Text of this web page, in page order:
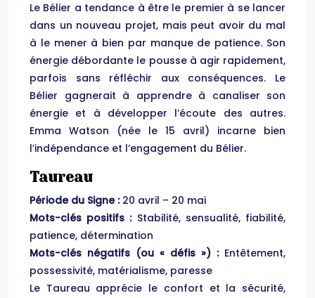
Le Bélier a tendance à être le premier à se lancer
dans un nouveau projet, mais peut avoir du mal
à le mener à bien par manque de patience. Son
énergie débordante le pousse à agir rapidement,
parfois sans réfléchir aux conséquences. Le
Bélier gagnerait à apprendre à canaliser son
énergie et à développer l’écoute des autres.
Emma Watson (née le 15 avril) incarne bien
l’indépendance et l’engagement du Bélier.
Taureau
Période du Signe : 20 avril – 20 mai
Mots-clés positifs : Stabilité, sensualité, fiabilité,
patience, détermination
Mots-clés négatifs (ou « défis ») : Entêtement,
possessivité, matérialisme, paresse
Le Taureau apprécie le confort et la sécurité,